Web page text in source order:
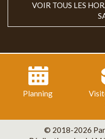
VOIR TOUS LES
Planning
© 2018-2026